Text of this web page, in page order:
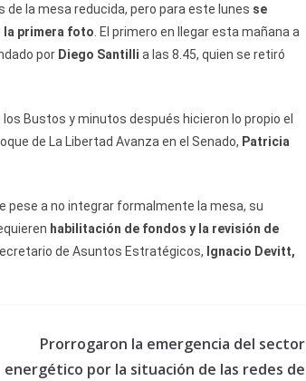
la mesa reducida, pero para este lunes se
la primera foto. El primero en llegar esta mañana a
por Diego Santilli a las 8.45, quien se retiró
los Bustos y minutos después hicieron lo propio el
de La Libertad Avanza en el Senado, Patricia
pese a no integrar formalmente la mesa, su
habilitación de fondos y la revisión de
de Asuntos Estratégicos, Ignacio Devitt,
Prorrogaron la emergencia del sector
energético por la situación de las redes de